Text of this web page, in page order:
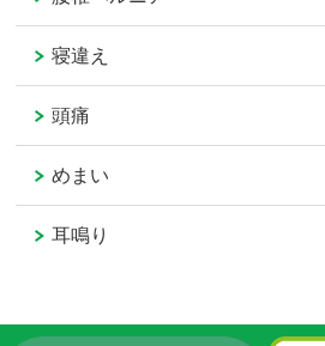
寝違え
頭痛
めまい
耳鳴り